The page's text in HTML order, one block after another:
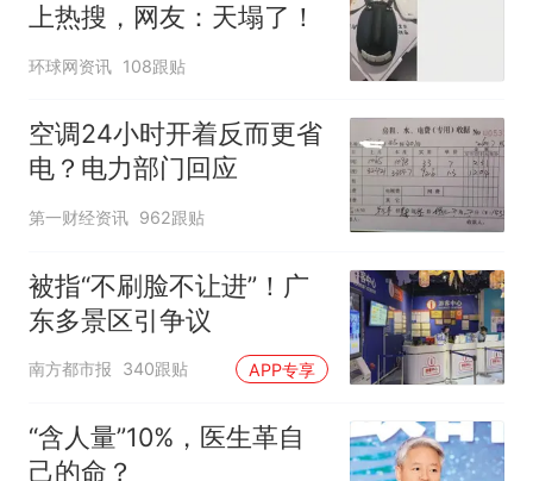
上热搜，网友：天塌了！
环球网资讯 108跟贴
空调24小时开着反而更省
电？电力部门回应
第一财经资讯 962跟贴
被指“不刷脸不让进”！广
东多景区引争议
南方都市报 340跟贴 APP专享
“含人量”10%，医生革自
己的命？